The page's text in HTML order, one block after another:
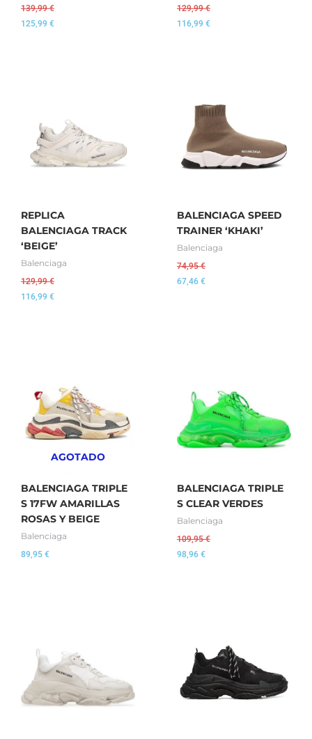
139,99€
125,99 €
129,99€
116,99 €
REPLICA
BALENCIAGA TRACK
‘BEIGE’
Balenciaga
129,99€
116,99 €
BALENCIAGA SPEED
TRAINER ‘KHAKI’
Balenciaga
74,95€
67,46 €
AGOTADO
BALENCIAGA TRIPLE
S 17FW AMARILLAS
ROSAS Y BEIGE
Balenciaga
89,95 €
BALENCIAGA TRIPLE
S CLEAR VERDES
Balenciaga
109,95€
98,96 €